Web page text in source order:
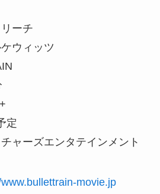
ーチ
ウィッツ
定
ャーズエンタテインメント
movie.jp